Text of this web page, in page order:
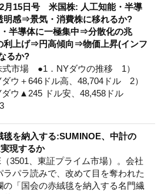
月15日号 米国株: 人工知能・半導
明感⇒景気・消費株に移れるか?
半導体に一極集中⇒分散化の兆
上げ⇒円高傾向⇒物価上昇(インフ
るか?
式市場 ●1．NYダウの推移 1）
ダウ＋646ドル高、48,704ドル 2）
ダウ▲245 ドル安、48,458ドル
毯を納入する:SUMINOE、中計の
現するか
3501、東証プライム市場）。会社
ラパラ読みで、改めて目を奪われた
の「国会の赤絨毯を納入する名門繊